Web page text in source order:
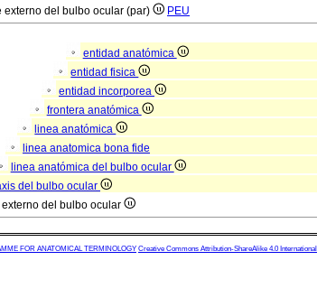
externo del bulbo ocular (par) PEU
entidad anatómica
entidad fisica
entidad incorporea
frontera anatómica
linea anatómica
linea anatomica bona fide
linea anatómica del bulbo ocular
del bulbo ocular
del bulbo ocular
FOR ANATOMICAL TERMINOLOGY Creative Commons Attribution-ShareAlike 4.0 International